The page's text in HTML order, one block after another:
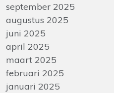
september 2025
augustus 2025
juni 2025
april 2025
maart 2025
februari 2025
januari 2025